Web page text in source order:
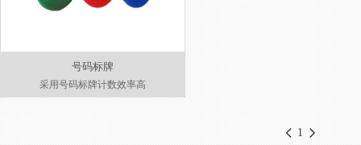
号码标牌
采用号码标牌计数效率高
1